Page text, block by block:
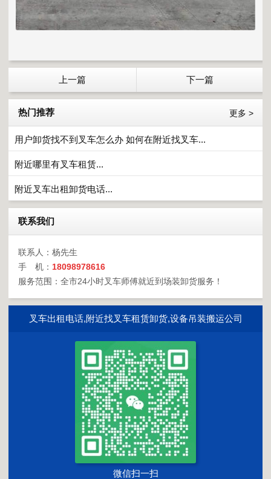
上一篇 下一篇
热门推荐 更多 >
用户卸货找不到叉车怎么办 如何在附近找叉车...
附近哪里有叉车租赁...
附近叉车出租卸货电话...
联系我们
联系人：杨先生
手 机： 18098978616
服务范围：全市24小时叉车师傅就近到场装卸货服务！
叉车出租电话,附近找叉车租赁卸货,设备吊装搬运公司
微信扫一扫